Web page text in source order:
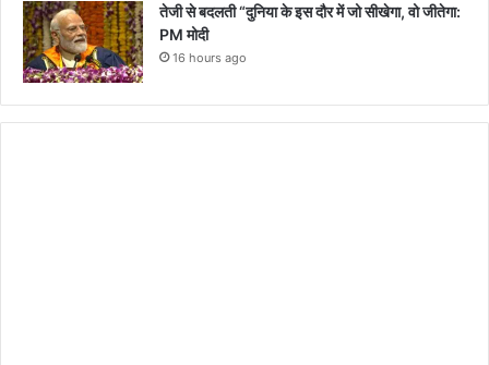
तेजी से बदलती “दुनिया के इस दौर में जो सीखेगा, वो जीतेगा:
PM मोदी
16 hours ago